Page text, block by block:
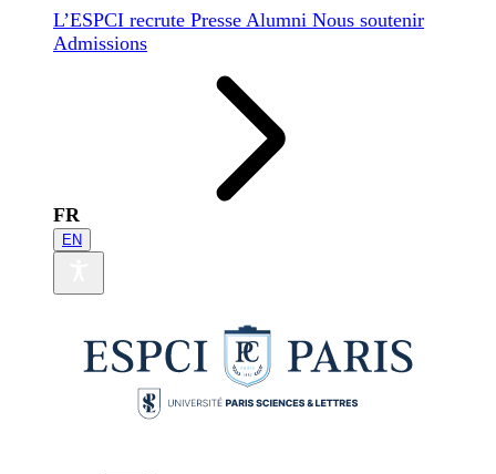
L’ESPCI recrute Presse Alumni Nous soutenir
Admissions
FR
EN